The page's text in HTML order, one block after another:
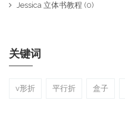
Jessica 立体书教程 (0)
关键词
v形折 平行折 盒子